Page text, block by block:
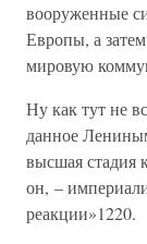
вооруженные
Европы, а
мировую
Ну как тут не
данное
высшая стадия
он, –
реакции»1220.